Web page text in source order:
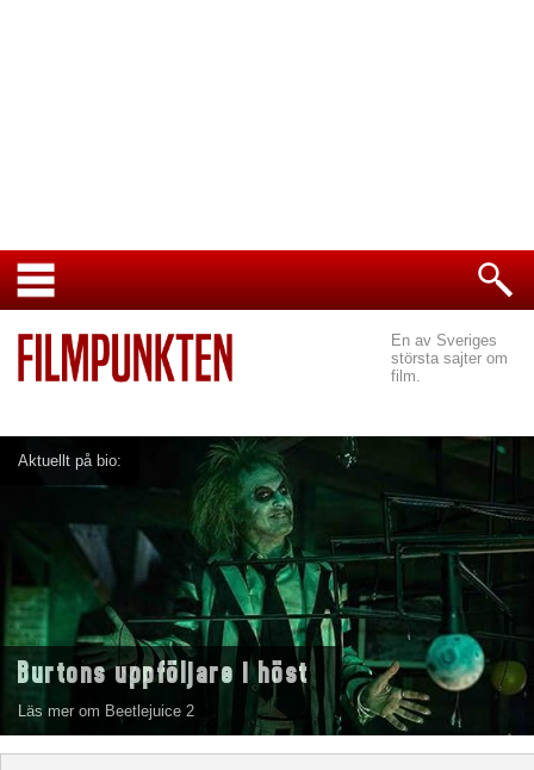
En av Sveriges
största sajter om
film.
Aktuellt på bio:
Burtons uppföljare i höst
Läs mer om Beetlejuice 2